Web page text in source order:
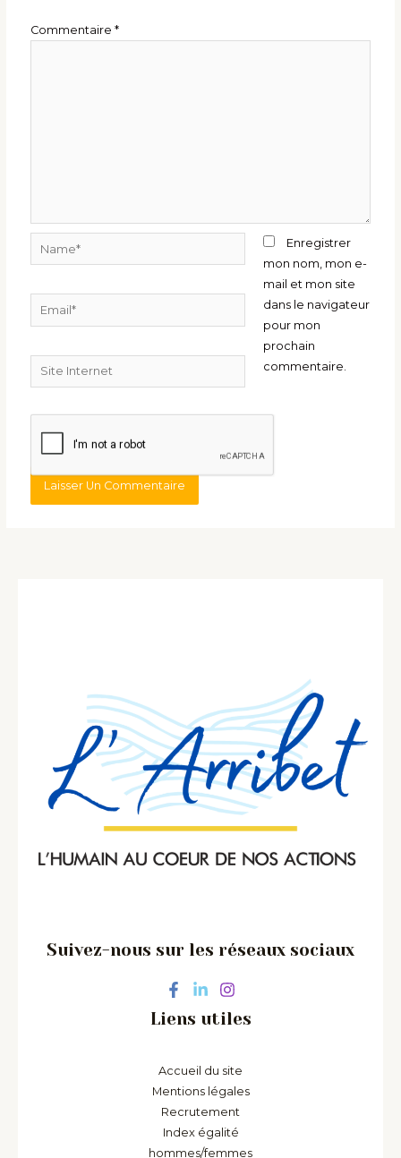
Commentaire*
Email*
Site
Internet
Enregistrer
mon nom, mon e-
mail et mon site
dans le navigateur
pour mon
prochain
commentaire.
Suivez-nous sur les réseaux sociaux
Liens utiles
Accueil du site
Mentions légales
Recrutement
Index égalité
hommes/femmes